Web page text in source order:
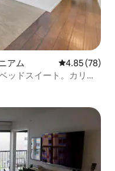
アム レビュー78
4.85 (78)
ッドスイート。カリフ
カリフォルニア国際会